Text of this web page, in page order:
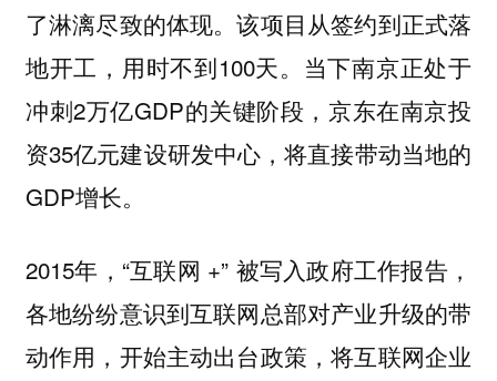
了淋漓尽致的体现。该项目从签约到正式落
地开工，用时不到100天。当下南京正处于
冲刺2万亿GDP的关键阶段，京东在南京投
资35亿元建设研发中心，将直接带动当地的
GDP增长。
2015年，“互联网 +” 被写入政府工作报告，
各地纷纷意识到互联网总部对产业升级的带
动作用，开始主动出台政策，将互联网企业